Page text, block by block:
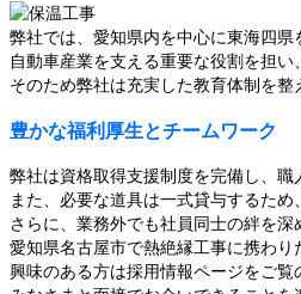
弊社では、愛知県内を中心に東海四県
自動車産業を支える重要な役割を担い
そのため弊社は充実した教育体制を整
豊かな福利厚生とチームワーク
弊社は資格取得支援制度を完備し、職
また、必要な道具は一式貸与するため
さらに、業務外でも社員同士の絆を
愛知県名古屋市で熱絶縁工事に携わ
興味のある方は採用情報ページをご覧